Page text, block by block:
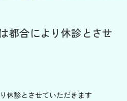
都合により休診とさせ
休診とさせていただきます